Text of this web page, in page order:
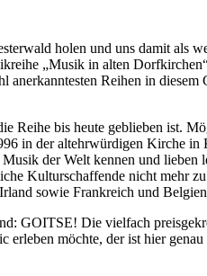
holen und uns damit als
„Musik in alten
Reihen in
Reihe bis heute geblieben ist.
in der altehrwürdigen Kirche
der Welt kennen und
Kulturschaffende nicht mehr
sowie Frankreich und
GOITSE! Die vielfach
erleben möchte, der ist hier